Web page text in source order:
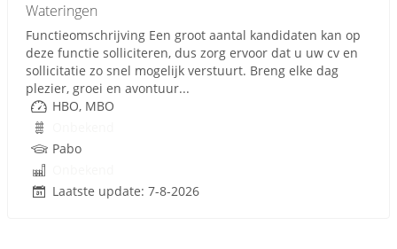
Wateringen
Functieomschrijving Een groot aantal kandidaten kan op
deze functie solliciteren, dus zorg ervoor dat u uw cv en
sollicitatie zo snel mogelijk verstuurt. Breng elke dag
plezier, groei en avontuur...
HBO, MBO
Pabo
Laatste update: 7-8-2026